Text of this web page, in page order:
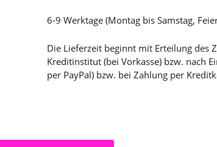
6-9 Werktage (Montag bis Samstag,
Die Lieferzeit beginnt mit Erteilung des
Kreditinstitut (bei Vorkasse) bzw. nach
per PayPal) bzw. bei Zahlung per